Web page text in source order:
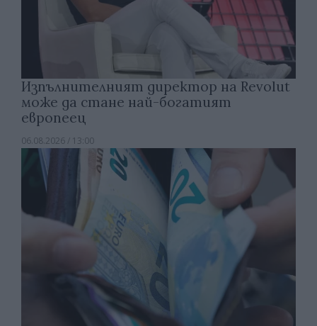
Изпълнителният директор на Revolut
може да стане най-богатият
европеец
06.08.2026 / 13:00